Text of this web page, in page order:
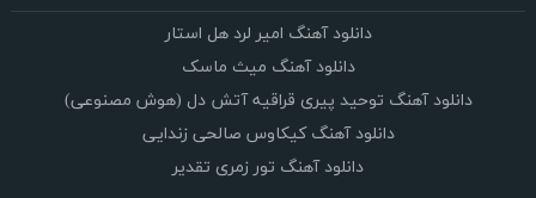
دانلود آهنگ امیر لرد هل استار
دانلود آهنگ میث ماسک
دانلود آهنگ توحید پیری قراقیه آتش دل (هوش مصنوعی)
دانلود آهنگ کیکاوس صالحی زندایی
دانلود آهنگ تور زمری تقدیر